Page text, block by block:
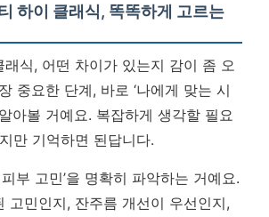
하이 클래식, 똑똑하게 고르는
래식, 어떤 차이가 있는지 감이 좀 오
중요한 단계, 바로 ‘나에게 맞는 시
아볼 거예요. 복잡하게 생각할 필요
만 기억하면 된답니다.
부 고민’을 명확히 파악하는 거예요.
고민인지, 잔주름 개선이 우선인지,